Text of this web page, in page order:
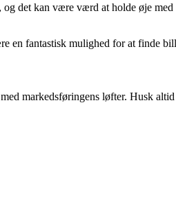
det kan være værd at holde øje
en fantastisk mulighed for at finde
markedsføringens løfter. Husk altid